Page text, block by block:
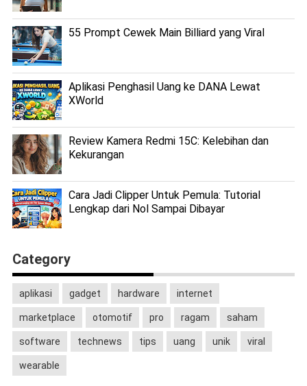
55 Prompt Cewek Main Billiard yang Viral
Aplikasi Penghasil Uang ke DANA Lewat
XWorld
Review Kamera Redmi 15C: Kelebihan dan
Kekurangan
Cara Jadi Clipper Untuk Pemula: Tutorial
Lengkap dari Nol Sampai Dibayar
Category
aplikasi gadget hardware internet
marketplace otomotif pro ragam saham
software technews tips uang unik viral
wearable